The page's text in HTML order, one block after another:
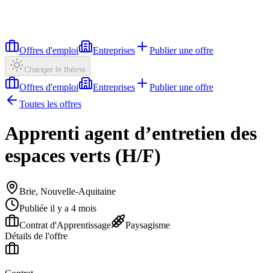
Offres d'emploi Entreprises Publier une offre
Changer le thème
Offres d'emploi Entreprises
Publier une offre
Toutes les offres
Apprenti agent d’entretien des
espaces verts (H/F)
Brie, Nouvelle-Aquitaine
Publiée il y a 4 mois
Contrat d'Apprentissage
Paysagisme
Détails de l'offre